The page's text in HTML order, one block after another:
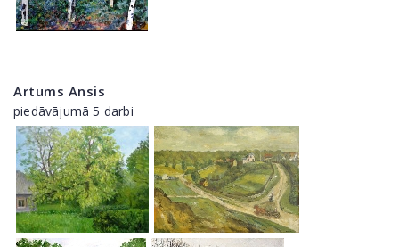
Artums Ansis
piedāvājumā 5 darbi